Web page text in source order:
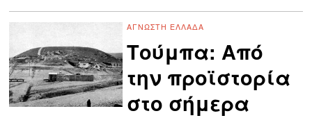
ΆΓΝΩΣΤΗ ΕΛΛΆΔΑ
Τούμπα: Aπό
την προϊστορία
στο σήμερα